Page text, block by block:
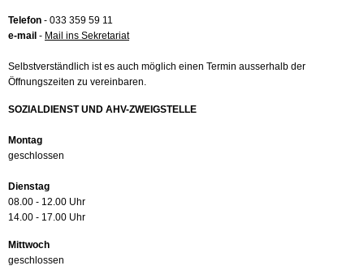
Telefon - 033 359 59 11
e-mail - Mail ins Sekretariat
Selbstverständlich ist es auch möglich einen Termin ausserhalb der
Öffnungszeiten zu vereinbaren.
SOZIALDIENST UND AHV-ZWEIGSTELLE
Montag
geschlossen
Dienstag
08.00 - 12.00 Uhr
14.00 - 17.00 Uhr
Mittwoch
geschlossen